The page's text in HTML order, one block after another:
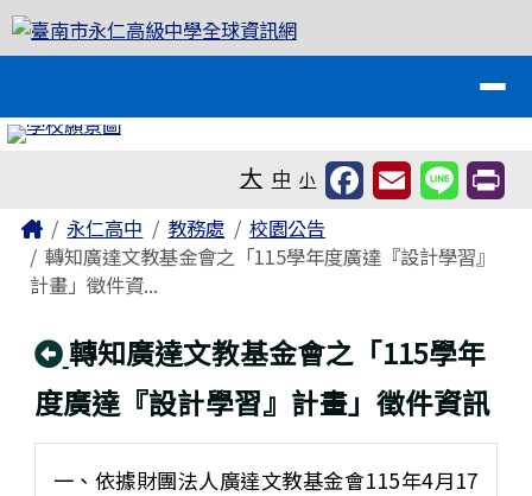
跳至主內容區
臺南市永仁高級中學全球資訊網
大 中 小
主內容區域
Home永仁高中 教務處
校園公告
轉知廣達文教基金會之「115學年度廣達『設計學習』
計畫」徵件資...
回上頁
轉知廣達文教基金會之「115學年
度廣達『設計學習』計畫」徵件資訊
一、依據財團法人廣達文教基金會115年4月17
頁尾區域